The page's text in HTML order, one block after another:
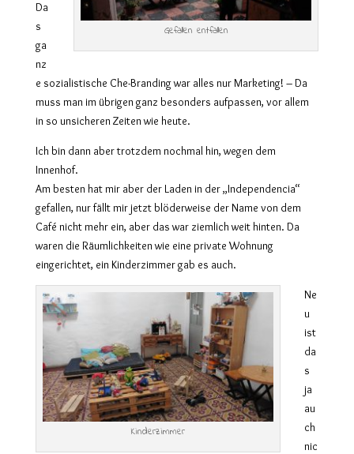
Gefallen entfallen
Da
s
ga
nz
e sozialistische Che-Brandingwar alles nur Marketing! – Da
muss man im übrigen ganz besonders aufpassen, vor allem
in so unsicheren Zeiten wie heute.
Ich bin dann aber trotzdem nochmal hin, wegen dem
Innenhof.
Am besten hat mir aber der Laden in der „Independencia“
gefallen, nur fällt mir jetzt blöderweise der Name von dem
Café nicht mehr ein, aber das war ziemlich weit hinten. Da
waren die Räumlichkeiten wie eine private Wohnung
eingerichtet, ein Kinderzimmer gab es auch.
Kinderzimmer
Ne
u
ist
da
s
ja
au
ch
nic